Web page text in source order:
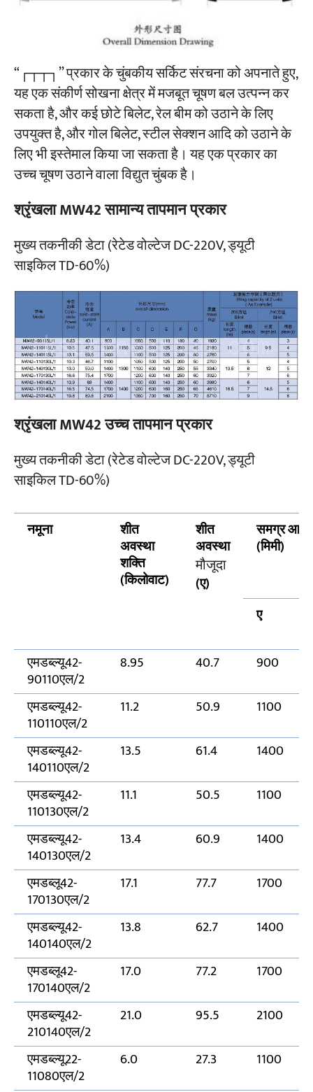
“┌┬┬┐” प्रकार के चुंबकीय सर्किट संरचना को अपनाते हुए,
यह एक संकीर्ण सोखना क्षेत्र में मजबूत चूषण बल उत्पन्न कर
सकता है, और कई छोटे बिलेट, रेल बीम को उठाने के लिए
उपयुक्त है, और गोल बिलेट, स्टील सेक्शन आदि को उठाने के
लिए भी इस्तेमाल किया जा सकता है। यह एक प्रकार का
उच्च चूषण उठाने वाला विद्युत चुंबक है।
श्रृंखला MW42 सामान्य तापमान प्रकार
मुख्य तकनीकी डेटा (रेटेड वोल्टेज DC-220V, ड्यूटी
साइकिल TD-60%)
श्रृंखला MW42 उच्च तापमान प्रकार
मुख्य तकनीकी डेटा (रेटेड वोल्टेज DC-220V, ड्यूटी
साइकिल TD-60%)
नमूना शीत
अवस्था
शक्ति
(किलोवाट)
शीत
अवस्था
मौजूदा
(ए)
समग्र
(मिमी)
ए
एमडब्ल्यू42-
90110एल/2
8.95 40.7 900
एमडब्ल्यू42-
110110एल/2
11.2 50.9 1100
एमडब्ल्यू42-
140110एल/2
13.5 61.4 1400
एमडब्ल्यू42-
110130एल/2
11.1 50.5 1100
एमडब्ल्यू42-
140130एल/2
13.4 60.9 1400
एमडब्लू42-
170130एल/2
17.1 77.7 1700
एमडब्ल्यू42-
140140एल/2
13.8 62.7 1400
एमडब्लू42-
170140एल/2
17.0 77.2 1700
एमडब्ल्यू42-
210140एल/2
21.0 95.5 2100
एमडब्ल्यू22-
11080एल/2
6.0 27.3 1100